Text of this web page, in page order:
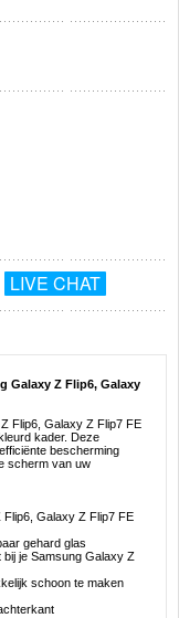
LIVE CHAT
Galaxy Z Flip6, Galaxy
Flip6, Galaxy Z Flip7 FE
kader. Deze
bescherming
scherm van uw
Galaxy Z Flip7 FE
gehard glas
je Samsung Galaxy Z
schoon te maken